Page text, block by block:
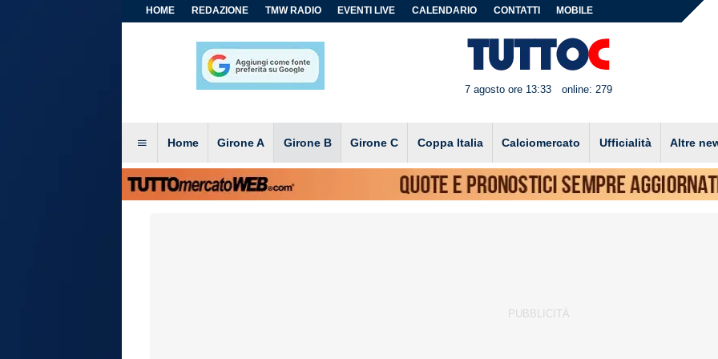
HOME REDAZIONE TMW RADIO EVENTI LIVE CALENDARIO CONTATTI MOBILE
7 agosto ore 13:33 online: 279
Home Girone A Girone B Girone C Coppa Italia Calciomercato Ufficialità Altre